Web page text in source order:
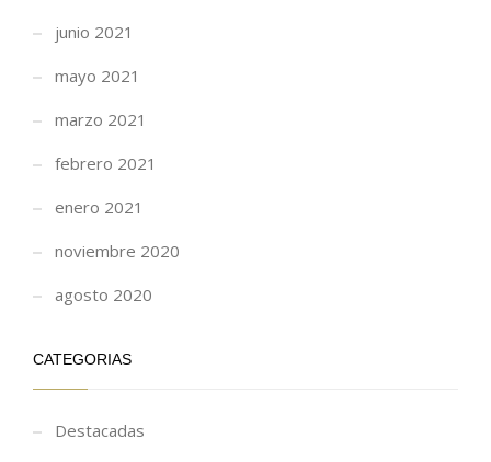
junio 2021
mayo 2021
marzo 2021
febrero 2021
enero 2021
noviembre 2020
agosto 2020
CATEGORIAS
Destacadas